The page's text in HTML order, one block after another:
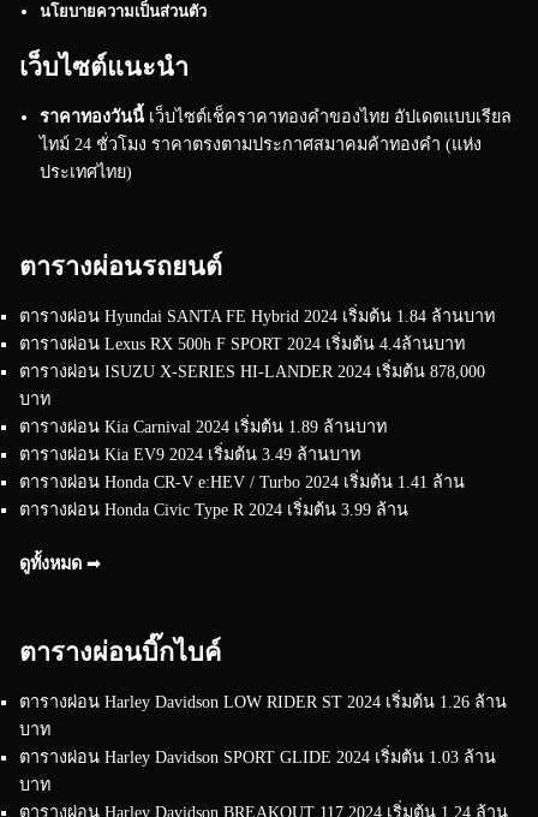
นโยบายความเป็นส่วนตัว
เว็บไซต์แนะนำ
ราคาทองวันนี้ เว็บไซต์เช็คราคาทองคำของไทย อัปเดตแบบเรียล
ไทม์ 24 ชั่วโมง ราคาตรงตามประกาศสมาคมค้าทองคำ (แห่ง
ประเทศไทย)
ตารางผ่อนรถยนต์
ตารางผ่อน Hyundai SANTA FE Hybrid 2024 เริ่มต้น 1.84 ล้านบาท
ตารางผ่อน Lexus RX 500h F SPORT 2024 เริ่มต้น 4.4ล้านบาท
ตารางผ่อน ISUZU X-SERIES HI-LANDER 2024 เริ่มต้น 878,000
บาท
ตารางผ่อน Kia Carnival 2024 เริ่มต้น 1.89 ล้านบาท
ตารางผ่อน Kia EV9 2024 เริ่มต้น 3.49 ล้านบาท
ตารางผ่อน Honda CR-V e:HEV / Turbo 2024 เริ่มต้น 1.41 ล้าน
ตารางผ่อน Honda Civic Type R 2024 เริ่มต้น 3.99 ล้าน
ดูทั้งหมด ➟
ตารางผ่อนบิ๊กไบค์
ตารางผ่อน Harley Davidson LOW RIDER ST 2024 เริ่มต้น 1.26 ล้าน
บาท
ตารางผ่อน Harley Davidson SPORT GLIDE 2024 เริ่มต้น 1.03 ล้าน
บาท
ตารางผ่อน Harley Davidson BREAKOUT 117 2024 เริ่มต้น 1.24 ล้าน